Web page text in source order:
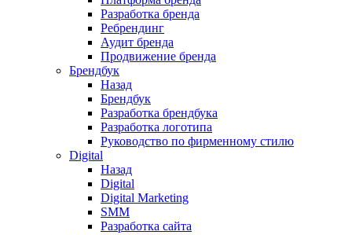
Разработка бренда
Ребрендинг
Аудит бренда
Продвижение бренда
Брендбук
Назад
Брендбук
Разработка брендбука
Разработка логотипа
Руководство по фирменному стилю
Digital
Назад
Digital
Digital Marketing
SMM
Разработка сайта